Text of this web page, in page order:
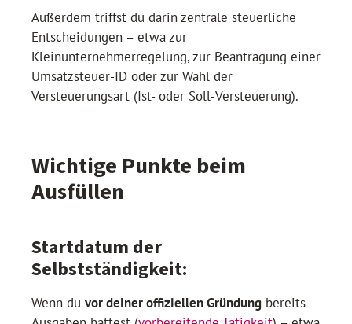
Außerdem triffst du darin zentrale steuerliche
Entscheidungen – etwa zur
Kleinunternehmerregelung, zur Beantragung einer
Umsatzsteuer-ID oder zur Wahl der
Versteuerungsart (Ist- oder Soll-Versteuerung).
Wichtige Punkte beim
Ausfüllen
Startdatum der
Selbstständigkeit:
Wenn du vor deiner offiziellen Gründung bereits